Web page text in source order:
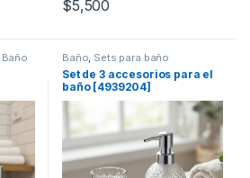
$5,500
Baño Baño, Sets para baño
Set de 3 accesorios para el
baño [4939204]